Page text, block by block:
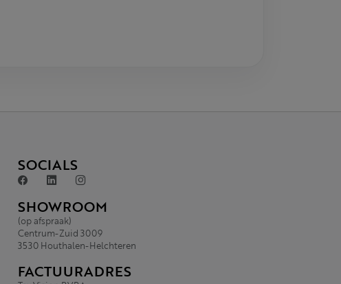
SOCIALS
SHOWROOM
(op afspraak)
Centrum-Zuid 3009
3530 Houthalen-Helchteren
FACTUURADRES